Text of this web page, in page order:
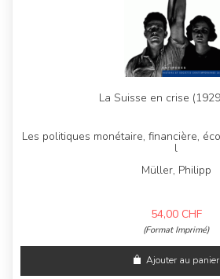
La Suisse en crise
Les politiques monétaire, financière,
l
Müller, Philipp
54,00 CHF
(Format Imprimé)
Ajouter au panier